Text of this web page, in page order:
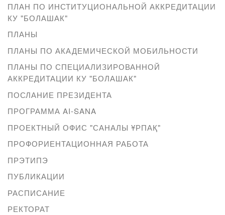
ПЛАН ПО ИНСТИТУЦИОНАЛЬНОЙ АККРЕДИТАЦИИ
КУ "БОЛАШАК"
ПЛАНЫ
ПЛАНЫ ПО АКАДЕМИЧЕСКОЙ МОБИЛЬНОСТИ
ПЛАНЫ ПО СПЕЦИАЛИЗИРОВАННОЙ
АККРЕДИТАЦИИ КУ "БОЛАШАК"
ПОСЛАНИЕ ПРЕЗИДЕНТА
ПРОГРАММА AI-SANA
ПРОЕКТНЫЙ ОФИС "САНАЛЫ ҰРПАҚ"
ПРОФОРИЕНТАЦИОННАЯ РАБОТА
ПРЭТИПЭ
ПУБЛИКАЦИИ
РАСПИСАНИЕ
РЕКТОРАТ